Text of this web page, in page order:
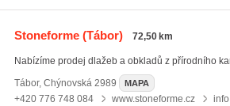
Stoneforme(Tábor) 72,50 km
Nabízíme prodej dlažeb a obkladů z přírodního
Tábor, Chýnovská 2989 MAPA
+420 776 748 084 www.stoneforme.cz